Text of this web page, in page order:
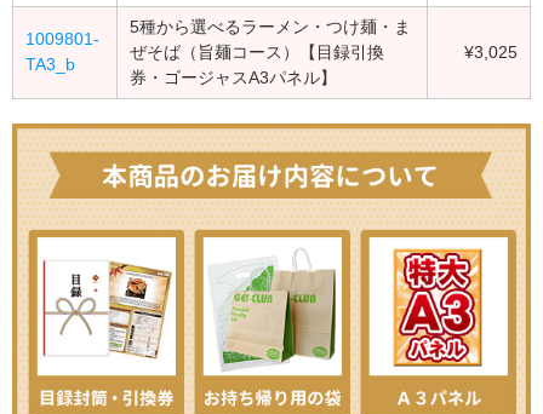
1009801-
TA3_b
5種から選べるラーメン・つけ麺・ま
ぜそば（旨麺コース）【目録引換
券・ゴージャスA3パネル】
¥3,025